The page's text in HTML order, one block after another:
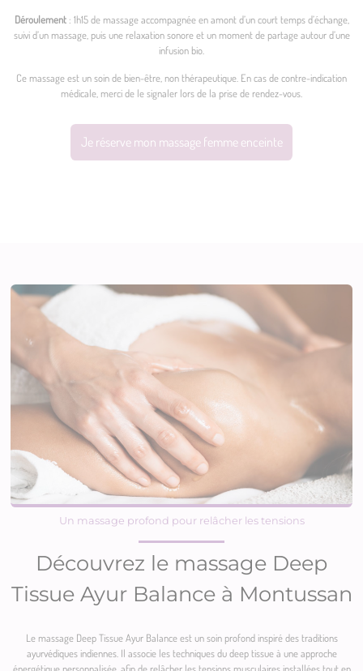
Déroulement: 1h15 de massage accompagnée en amont d’un court temps d’échange,
suivi d’un massage, puis une relaxation sonore et un moment de partage autour d’une
infusion bio.
Ce massage est un soin de bien-être, non thérapeutique. En cas de contre-indication
médicale, merci de le signaler lors de la prise de rendez-vous.
Je réserve mon massage femme enceinte
Un massage profond pour relâcher les tensions
Découvrez le massage Deep
Tissue Ayur Balance à Montussan
Le massage Deep Tissue Ayur Balance est un soin profond inspiré des traditions
ayurvédiques indiennes. Il associe les techniques du deep tissue à une approche
énergétique personnalisée, afin de relâcher les tensions musculaires installées tout en